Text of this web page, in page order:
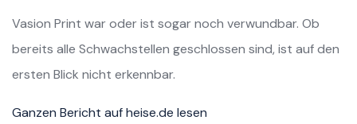
Vasion Print war oder ist sogar noch verwundbar. Ob
bereits alle Schwachstellen geschlossen sind, ist auf den
ersten Blick nicht erkennbar.
Ganzen Bericht auf heise.de lesen